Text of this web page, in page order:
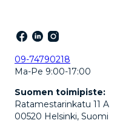
09-74790218
Ma-Pe 9:00-17:00
Suomen toimipiste:
Ratamestarinkatu 11 A
00520 Helsinki, Suomi